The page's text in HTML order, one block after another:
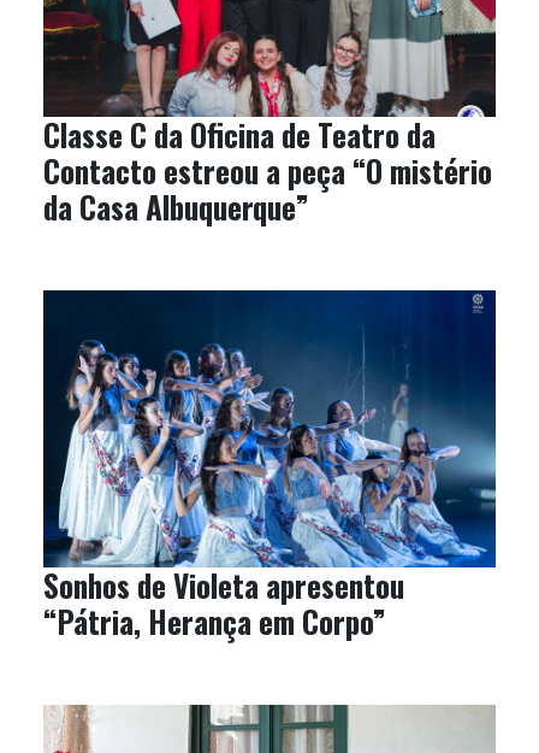
Classe C da Oficina de Teatro da
Contacto estreou a peça “O mistério
da Casa Albuquerque”
Sonhos de Violeta apresentou
“Pátria, Herança em Corpo”